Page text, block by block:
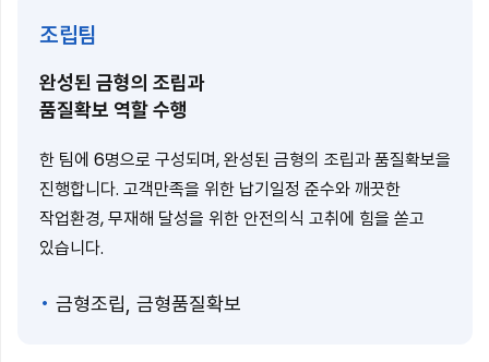
조립팀
완성된 금형의 조립과
품질확보 역할 수행
한 팀에 6명으로 구성되며, 완성된 금형의 조립과 품질확보을
진행합니다. 고객만족을 위한 납기일정 준수와 깨끗한
작업환경, 무재해 달성을 위한 안전의식 고취에 힘을 쏟고
있습니다.
금형조립, 금형품질확보